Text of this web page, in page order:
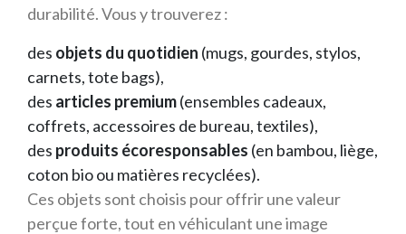
durabilité. Vous y trouverez :
des objets du quotidien (mugs, gourdes, stylos,
carnets, tote bags),
des articles premium(ensembles cadeaux,
coffrets, accessoires de bureau, textiles),
des produits écoresponsables (en bambou, liège,
coton bio ou matières recyclées).
Ces objets sont choisis pour offrir une valeur
perçue forte, tout en véhiculant une image